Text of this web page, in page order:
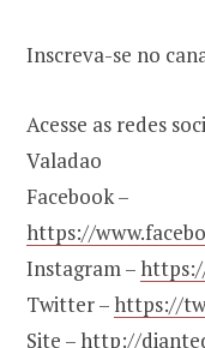
Inscreva-se no
Acesse as redes
Valadao
Facebook –
https://
Instagram –
Twitter –https://
Site –http://